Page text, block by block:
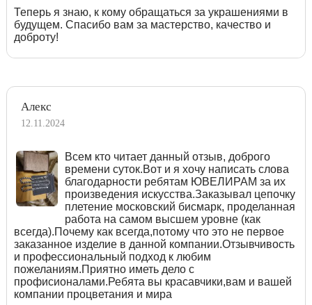
Теперь я знаю, к кому обращаться за украшениями в
будущем. Спасибо вам за мастерство, качество и
доброту!
Алекс
12.11.2024
Всем кто читает данный отзыв, доброго
времени суток.Вот и я хочу написать слова
благодарности ребятам ЮВЕЛИРАМ за их
произведения искусства.Заказывал цепочку
плетение московский бисмарк, проделанная
работа на самом высшем уровне (как
всегда).Почему как всегда,потому что это не первое
заказанное изделие в данной компании.Отзывчивость
и профессиональный подход к любим
пожеланиям.Приятно иметь дело с
профисионалами.Ребята вы красавчики,вам и вашей
компании процветания и мира